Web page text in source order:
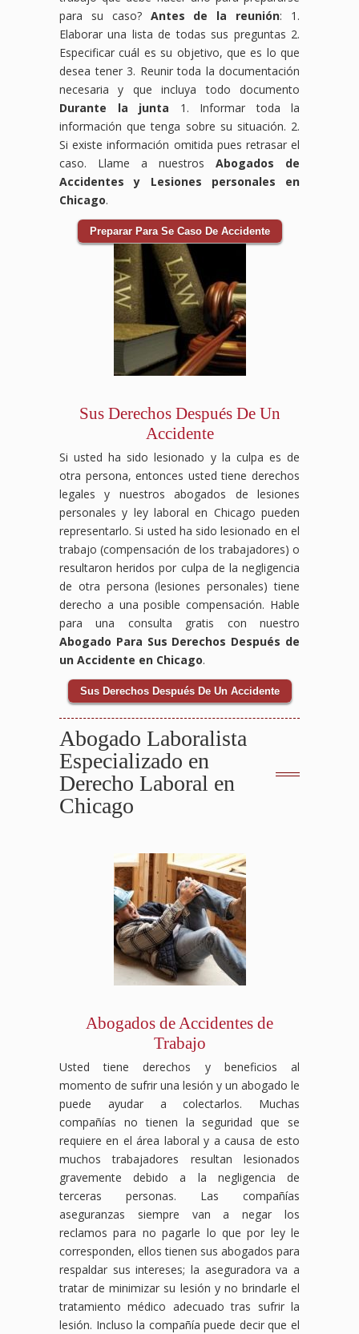
para su caso? Antes de la reunión: 1.
Elaborar una lista de todas sus preguntas 2.
Especificar cuál es su objetivo, que es lo que
desea tener 3. Reunir toda la documentación
necesaria y que incluya todo documento
Durante la junta 1. Informar toda la
información que tenga sobre su situación. 2.
Si existe información omitida pues retrasar el
caso. Llame a nuestros Abogados de
Accidentes y Lesiones personales en
Chicago.
Preparar Para Se Caso De Accidente
Sus Derechos Después De Un
Accidente
Si usted ha sido lesionado y la culpa es de
otra persona, entonces usted tiene derechos
legales y nuestros abogados de lesiones
personales y ley laboral en Chicago pueden
representarlo. Si usted ha sido lesionado en el
trabajo (compensación de los trabajadores) o
resultaron heridos por culpa de la negligencia
de otra persona (lesiones personales) tiene
derecho a una posible compensación. Hable
para una consulta gratis con nuestro
Abogado Para Sus Derechos Después de
un Accidente en Chicago.
Sus Derechos Después De Un Accidente
Abogado Laboralista
Especializado en
Derecho Laboral en
Chicago
Abogados de Accidentes de
Trabajo
Usted tiene derechos y beneficios al
momento de sufrir una lesión y un abogado le
puede ayudar a colectarlos. Muchas
compañías no tienen la seguridad que se
requiere en el área laboral y a causa de esto
muchos trabajadores resultan lesionados
gravemente debido a la negligencia de
terceras personas. Las compañías
aseguranzas siempre van a negar los
reclamos para no pagarle lo que por ley le
corresponden, ellos tienen sus abogados para
respaldar sus intereses; la aseguradora va a
tratar de minimizar su lesión y no brindarle el
tratamiento médico adecuado tras sufrir la
lesión. Incluso la compañía puede decir que el